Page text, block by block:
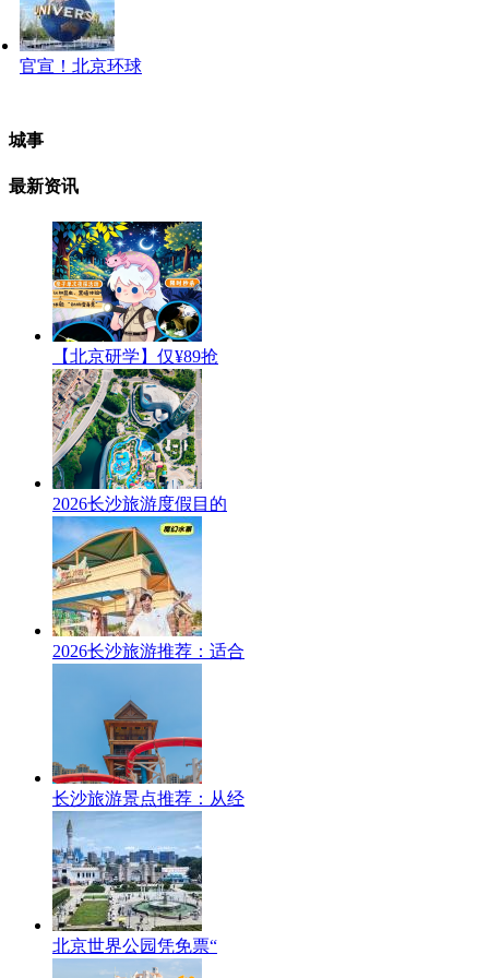
官宣！北京环球
城事
最新资讯
【北京研学】仅¥89抢
2026长沙旅游度假目的
2026长沙旅游推荐：适合
长沙旅游景点推荐：从经
北京世界公园凭免票“